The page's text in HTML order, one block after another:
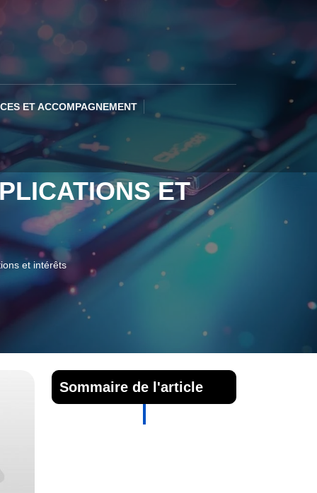
ET ACCOMPAGNEMENT
ET
et intérêts
Sommaire de l'article